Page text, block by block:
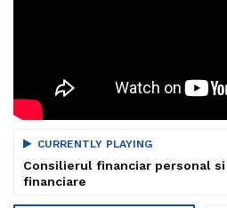
CURRENTLY PLAYING
Consilierul financiar personal
financiare